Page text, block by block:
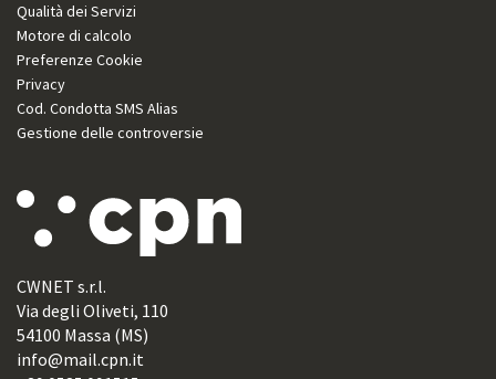
Qualità dei Servizi
Motore di calcolo
Preferenze Cookie
Privacy
Cod. Condotta SMS Alias
Gestione delle controversie
CWNET s.r.l.
Via degli Oliveti, 110
54100 Massa (MS)
info@mail.cpn.it